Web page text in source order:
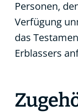
Personen,
Verfügung
das
Erblassers